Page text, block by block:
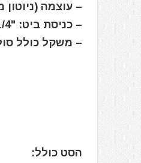
– עוצמה (ניוטון
– כניסת ביט: "1/4
– משקל כולל סוללת 5 אמפר
הסט כולל: